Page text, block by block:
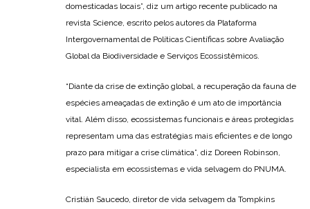
domesticadas locais”, diz um artigo recente publicado na
revista Science, escrito pelos autores da Plataforma
Intergovernamental de Políticas Científicas sobre Avaliação
Global da Biodiversidade e Serviços Ecossistêmicos.
“Diante da crise de extinção global, a recuperação da fauna de
espécies ameaçadas de extinção é um ato de importância
vital. Além disso, ecossistemas funcionais e áreas protegidas
representam uma das estratégias mais eficientes e de longo
prazo para mitigar a crise climática”, diz Doreen Robinson,
especialista em ecossistemas e vida selvagem do PNUMA.
Cristián Saucedo, diretor de vida selvagem da Tompkins